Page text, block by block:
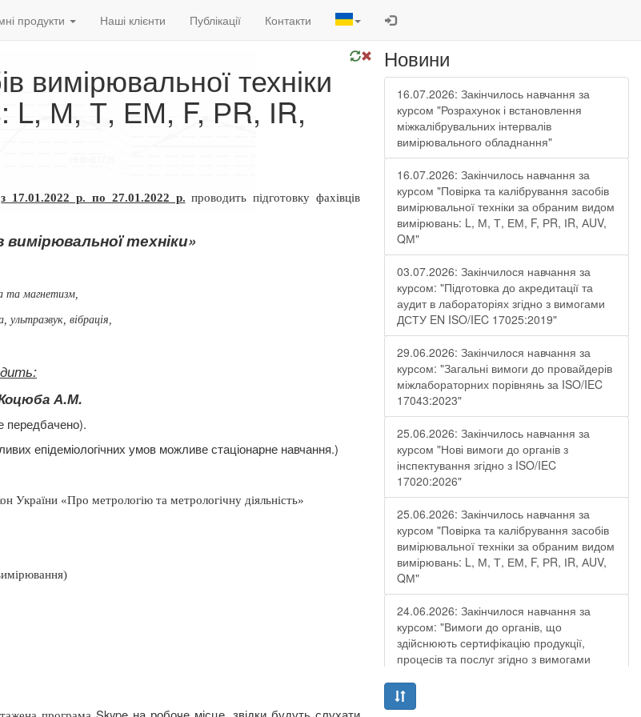
продукти Наші клієнти Публікації Контакти
вимірювальної техніки
L, М, Т, ЕМ, F, РR, ІR,
з 17.01.2022 р. по 27.01.2022 р. проводить підготовку фахівців
вимірювальної техніки»
та магнетизм,
ультразвук, вібрація,
А.М.
епідеміологічних умов можливе стаціонарне навчання.)
України «Про метрологію та метрологічну діяльність»
Новини
16.07.2026: Закінчилось навчання за
курсом "Розрахунок і встановлення
міжкалібрувальних інтервалів
вимірювального обладнання"
16.07.2026: Закінчилось навчання за
курсом "Повірка та калібрування засобів
вимірювальної техніки за обраним видом
вимірювань: L, М, Т, ЕМ, F, РR, ІR, АUV,
QМ"
03.07.2026: Закінчилося навчання за
курсом: "Підготовка до акредитації та
аудит в лабораторіях згідно з вимогами
ДСТУ EN ISO/IEC 17025:2019"
29.06.2026: Закінчилося навчання за
курсом: "Загальні вимоги до провайдерів
міжлабораторних порівнянь за ISO/IEC
17043:2023"
25.06.2026: Закінчилось навчання за
курсом "Нові вимоги до органів з
інспектування згідно з ISO/IEC
17020:2026"
25.06.2026: Закінчилось навчання за
курсом "Повірка та калібрування засобів
вимірювальної техніки за обраним видом
вимірювань: L, М, Т, ЕМ, F, РR, ІR, АUV,
QМ"
24.06.2026: Закінчилося навчання за
курсом: "Вимоги до органів, що
здійснюють сертифікацію продукції,
процесів та послуг згідно з вимогами
19.06.2026: Закінчилося навчання за